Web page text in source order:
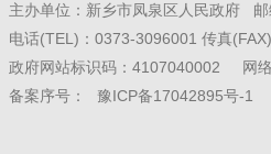
主办单位：新乡市凤泉区人民政府
电话(TEL)：0373-3096001 传真
政府网站标识码：4107040002 网
备案序号：
豫ICP备17042895号-1